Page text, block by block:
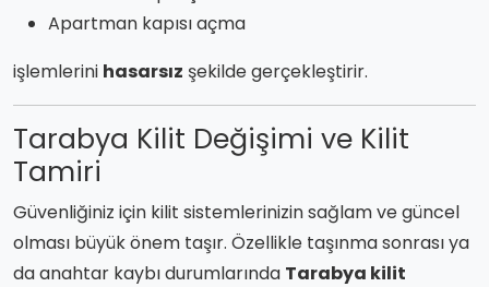
Apartman kapısı açma
işlemlerini hasarsız şekilde gerçekleştirir.
Tarabya Kilit Değişimi ve Kilit
Tamiri
Güvenliğiniz için kilit sistemlerinizin sağlam ve güncel
olması büyük önem taşır. Özellikle taşınma sonrası ya
da anahtar kaybı durumlarında Tarabya kilit